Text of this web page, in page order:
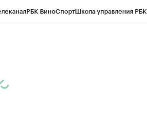
РБК ВиноСпортШкола управления РБК